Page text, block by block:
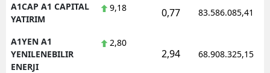
A1CAP A1 CAPITAL
YATIRIM
9,18 0,77 83.586.085,41
A1YEN A1
YENILENEBILIR
ENERJI
2,80
2,94 68.908.325,15